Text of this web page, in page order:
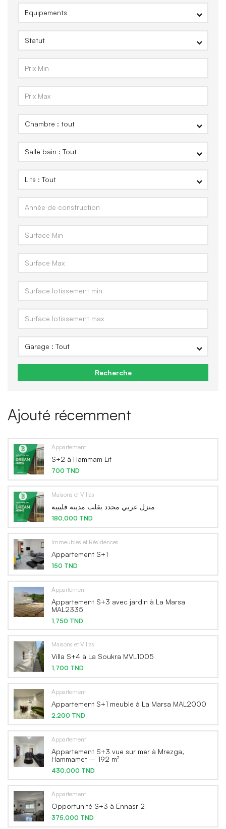
Recherche
Ajouté récemment
Appartement
S+2 à Hammam Lif
700 TND
Maisons et Villas
منزل عربي مجدد بقلب مدينة قليبية
180,000 TND
Immeubles et Résidences
Appartement S+1
150 TND
Appartement
Appartement S+3 avec jardin à La Marsa
MAL2335
1,750 TND
Maisons et Villas
Villa S+4 à La Soukra MVL1005
1,700 TND
Appartement
Appartement S+1 meublé à La Marsa MAL2000
2,200 TND
Appartement
Appartement S+3 vue sur mer à Mrezga,
Hammamet – 192 m²
430,000 TND
Appartement
Opportunité S+3 à Ennasr 2
375,000 TND